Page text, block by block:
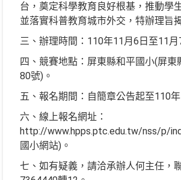
台，奠定科學教育良好根基，推動學
並落實科普教育城市外交，特辦理旨
三、辦理時間：110年11月6日至11月
四、競賽地點：屏東縣和平國小(屏東
80號)。
五、報名期間：自簡章公告起至110
六、線上報名網址：
http://www.hpps.ptc.edu.tw/nss/p/
國小網站)。
七、如有疑義，請洽承辦人何主任，